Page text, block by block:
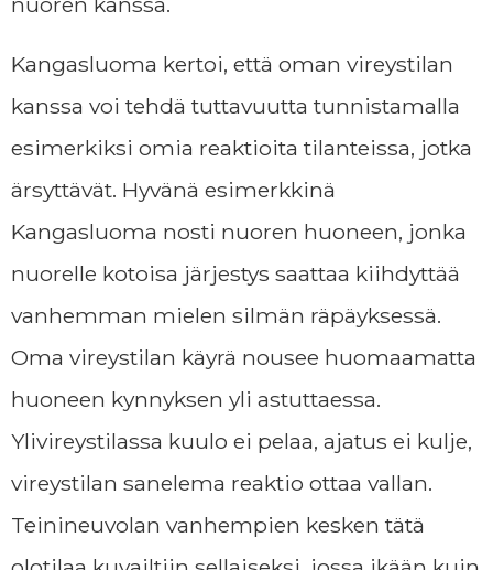
Kangasluoma kertoi, että oman vireystilan
kanssa voi tehdä tuttavuutta tunnistamalla
esimerkiksi omia reaktioita tilanteissa, jotka
ärsyttävät. Hyvänä esimerkkinä
Kangasluoma nosti nuoren huoneen, jonka
nuorelle kotoisa järjestys saattaa kiihdyttää
vanhemman mielen silmän räpäyksessä.
Oma vireystilan käyrä nousee huomaamatta
huoneen kynnyksen yli astuttaessa.
Ylivireystilassa kuulo ei pelaa, ajatus ei kulje,
vireystilan sanelema reaktio ottaa vallan.
Teinineuvolan vanhempien kesken tätä